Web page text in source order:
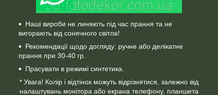
Наші вироби не линяють під час прання та не
вигорають від сонячного світла!
Рекомендації щодо догляду: ручне або делікатне
прання при 30-40 гр.
Прасувати в режимі синтетика.
* Увага! Колір і відтінок можуть відрізнятися, залежно від
налаштувань монітора або екрана телефону, планшета